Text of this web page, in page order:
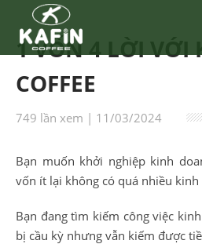
1 VỐN 4 LỜI VỚI
COFFEE
749 lần xem | 11/03/2024
Bạn muốn khởi nghiệp kinh
vốn ít lại không có quá nhiều kinh
Bạn đang tìm kiếm công việc
bị cầu kỳ nhưng vẫn kiếm được